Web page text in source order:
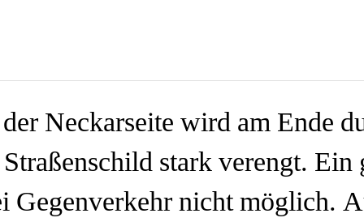
Neckarseite wird am Ende
stark verengt. Ein
Gegenverkehr nicht möglich.